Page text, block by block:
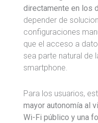
directamente en los
depender de
configuraciones
que el acceso a
sea parte natural de
smartphone.
Para los usuarios,
mayor autonomía al
Wi-Fi público y una